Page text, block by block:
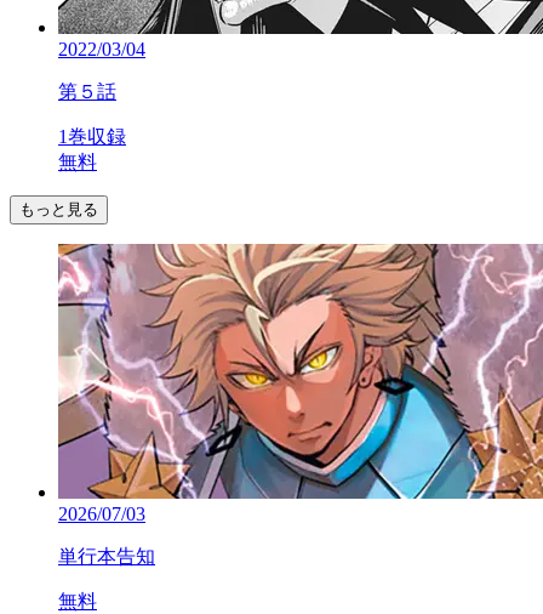
2022/03/04
第５話
1巻収録
無料
もっと見る
2026/07/03
単行本告知
無料